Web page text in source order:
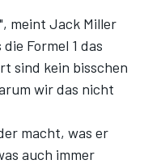
meint Jack Miller
Formel 1 das
sind kein bisschen
wir das nicht
macht, was er
auch immer